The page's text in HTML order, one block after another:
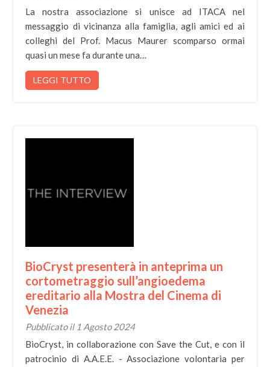
La nostra associazione si unisce ad ITACA nel
messaggio di vicinanza alla famiglia, agli amici ed ai
colleghi del Prof. Macus Maurer scomparso ormai
quasi un mese fa durante una…
LEGGI TUTTO
BioCryst presenterà in anteprima un
cortometraggio sull’angioedema
ereditario alla Mostra del Cinema di
Venezia
Pubblicato il 1 Agosto 2024
BioCryst, in collaborazione con Save the Cut, e con il
patrocinio di A.A.E.E. - Associazione volontaria per